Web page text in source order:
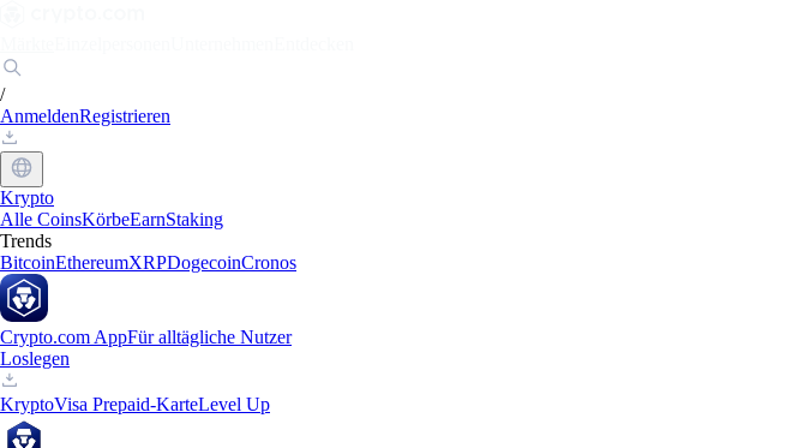
/
AnmeldenRegistrieren
Krypto
Alle CoinsKörbeEarnStaking
Trends
BitcoinEthereumXRPDogecoinCronos
Crypto.com AppFür alltägliche Nutzer
Loslegen
KryptoVisa Prepaid-KarteLevel Up